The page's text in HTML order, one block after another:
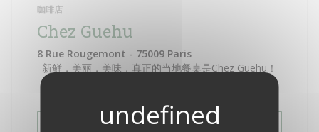
咖啡店
Chez Guehu
8 Rue Rougemont - 75009 Paris
新鲜，美丽，美味，真正的当地餐桌是Chez Guehu！
查看网站